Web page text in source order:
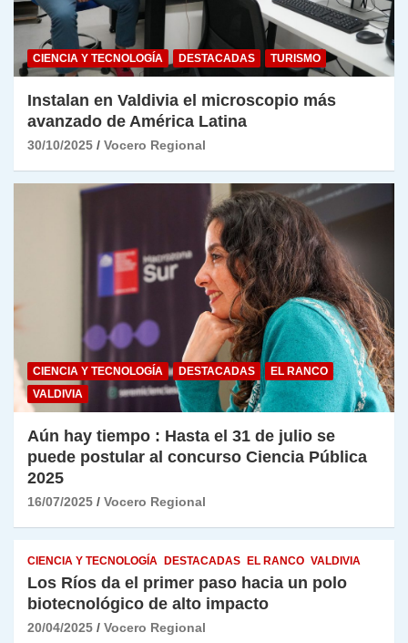
CIENCIA Y TECNOLOGÍA DESTACADAS TURISMO
Instalan en Valdivia el microscopio más
avanzado de América Latina
30/10/2025 Vocero Regional
CIENCIA Y TECNOLOGÍA DESTACADAS
EL RANCO
VALDIVIA
Aún hay tiempo : Hasta el 31 de julio se
puede postular al concurso Ciencia Pública
2025
16/07/2025 Vocero Regional
CIENCIA Y TECNOLOGÍA DESTACADAS EL RANCO VALDIVIA
Los Ríos da el primer paso hacia un polo
biotecnológico de alto impacto
20/04/2025 Vocero Regional